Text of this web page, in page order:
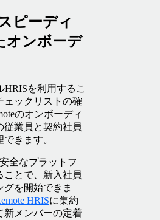
ピーディ
オンボーデ
HRISを利用するこ
ェックリストの確
のオンボーディ
従業員と契約社員
きます。
全なプラットフ
ことで、新入社員
グを開始できま
HRISに集約
新メンバーの定着